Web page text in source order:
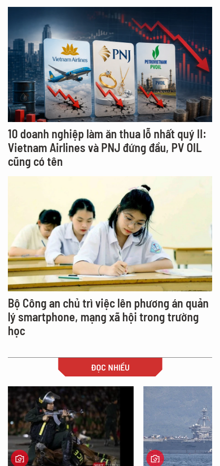
10 doanh nghiệp làm ăn thua lỗ nhất quý II:
Vietnam Airlines và PNJ đứng đầu, PV OIL
cũng có tên
Bộ Công an chủ trì việc lên phương án quản
lý smartphone, mạng xã hội trong trường
học
ĐỌC NHIỀU